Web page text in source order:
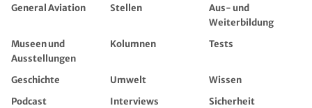
General Aviation
Stellen
Aus- und
Weiterbildung
Museen und
Ausstellungen
Kolumnen Tests
Geschichte Umwelt
Wissen
Podcast
Interviews
Sicherheit